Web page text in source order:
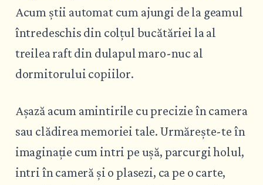
Acum știi automat cum ajungi de la geamul
întredeschis din colțul bucătăriei la al
treilea raft din dulapul maro-nuc al
dormitorului copiilor.
Așază acum amintirile cu precizie în camera
sau clădirea memoriei tale. Urmărește-te în
imaginație cum intri pe ușă, parcurgi holul,
intri în cameră și o plasezi, ca pe o carte,